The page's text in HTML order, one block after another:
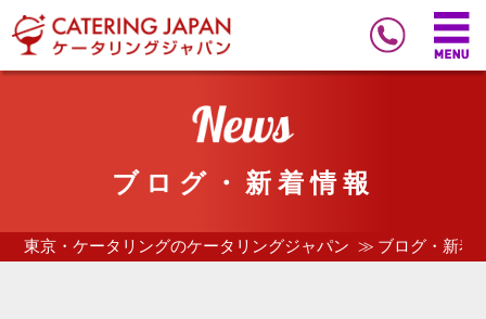
ブログ・新着情報
東京・ケータリングのケータリングジャパン ブログ・新着